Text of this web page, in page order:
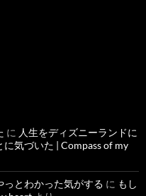
に 人生をディズニーランドに
気づいた | Compass of my
とわかった気がする に もし